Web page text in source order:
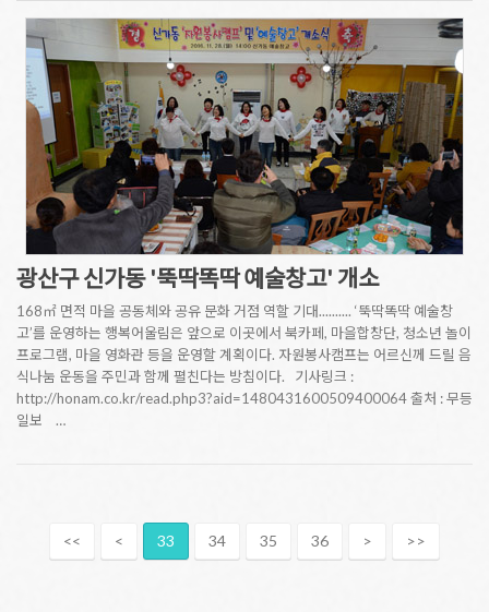
광산구 신가동 '뚝딱똑딱 예술창고' 개소
168㎡ 면적 마을 공동체와 공유 문화 거점 역할 기대.......... ‘뚝딱똑딱 예술창
고’를 운영하는 행복어울림은 앞으로 이곳에서 북카페, 마을합창단, 청소년 놀이
프로그램, 마을 영화관 등을 운영할 계획이다. 자원봉사캠프는 어르신께 드릴 음
식나눔 운동을 주민과 함께 펼친다는 방침이다. 기사링크 :
http://honam.co.kr/read.php3?aid=1480431600509400064 출처 : 무등
일보 …
<< < 33 34 35 36 > >>